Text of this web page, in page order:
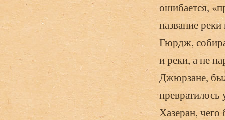
ошибается,
название
Гюрдж,
и реки, а не
Джюрзане,
превратилось
Хазеран,